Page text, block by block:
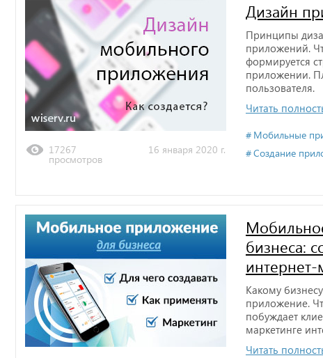
17267
просмотров
16 января 2020 г.
Дизайн
Принципы
приложений.
формируется
приложении.
пользователя.
Читать
Мобильные
Создание
бизнеса:
интернет-
Какому
приложение.
побуждает
маркетинге
Читать